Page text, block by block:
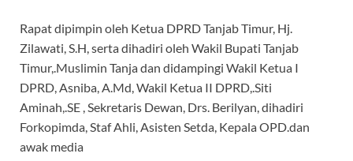
Rapat dipimpin oleh Ketua DPRD Tanjab Timur, Hj.
Zilawati, S.H, serta dihadiri oleh Wakil Bupati Tanjab
Timur,.Muslimin Tanja dan didampingi Wakil Ketua I
DPRD, Asniba, A.Md, Wakil Ketua II DPRD,.Siti
Aminah,.SE , Sekretaris Dewan, Drs. Berilyan, dihadiri
Forkopimda, Staf Ahli, Asisten Setda, Kepala OPD.dan
awak media